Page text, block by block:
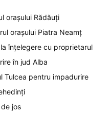
orașului Rădăuți
orașului Piatra Neamț
înțelegere cu proprietarul
în jud Alba
Tulcea pentru impadurire
jos